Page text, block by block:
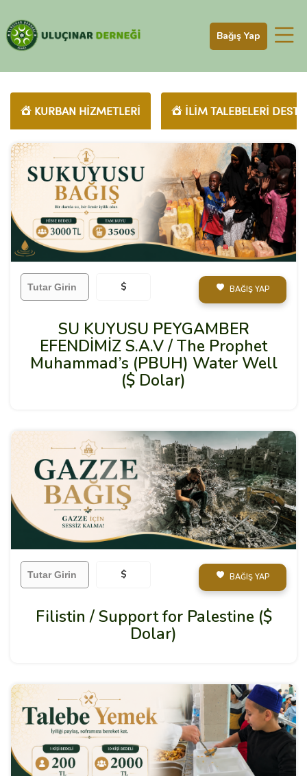
Bağış Yap
KURBAN HİZMETLERİ İLİM TALEBELERİ
$ BAĞIŞ YAP
SU KUYUSU PEYGAMBER
EFENDİMİZ S.A.V / The Prophet
Muhammad’s (PBUH) Water Well
($ Dolar)
$ BAĞIŞ YAP
Filistin / Support for Palestine ($
Dolar)